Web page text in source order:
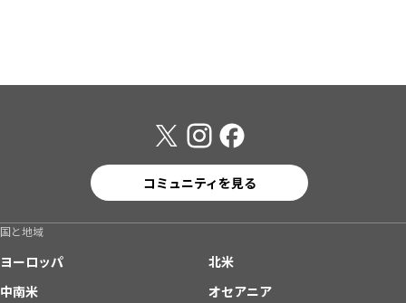
コミュニティを見る
国と地域
ヨーロッパ
北米
中南米
オセアニア